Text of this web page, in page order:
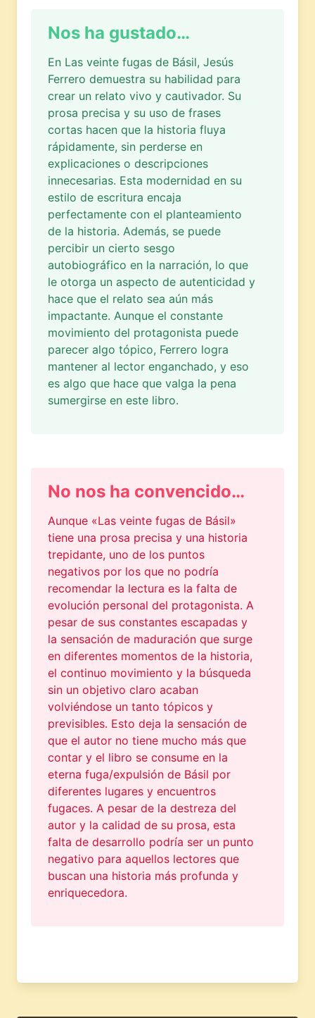
Nos ha gustado…
En Las veinte fugas de Básil, Jesús
Ferrero demuestra su habilidad para
crear un relato vivo y cautivador. Su
prosa precisa y su uso de frases
cortas hacen que la historia fluya
rápidamente, sin perderse en
explicaciones o descripciones
innecesarias. Esta modernidad en su
estilo de escritura encaja
perfectamente con el planteamiento
de la historia. Además, se puede
percibir un cierto sesgo
autobiográfico en la narración, lo que
le otorga un aspecto de autenticidad y
hace que el relato sea aún más
impactante. Aunque el constante
movimiento del protagonista puede
parecer algo tópico, Ferrero logra
mantener al lector enganchado, y eso
es algo que hace que valga la pena
sumergirse en este libro.
No nos ha convencido…
Aunque «Las veinte fugas de Básil»
tiene una prosa precisa y una historia
trepidante, uno de los puntos
negativos por los que no podría
recomendar la lectura es la falta de
evolución personal del protagonista. A
pesar de sus constantes escapadas y
la sensación de maduración que surge
en diferentes momentos de la historia,
el continuo movimiento y la búsqueda
sin un objetivo claro acaban
volviéndose un tanto tópicos y
previsibles. Esto deja la sensación de
que el autor no tiene mucho más que
contar y el libro se consume en la
eterna fuga/expulsión de Básil por
diferentes lugares y encuentros
fugaces. A pesar de la destreza del
autor y la calidad de su prosa, esta
falta de desarrollo podría ser un punto
negativo para aquellos lectores que
buscan una historia más profunda y
enriquecedora.